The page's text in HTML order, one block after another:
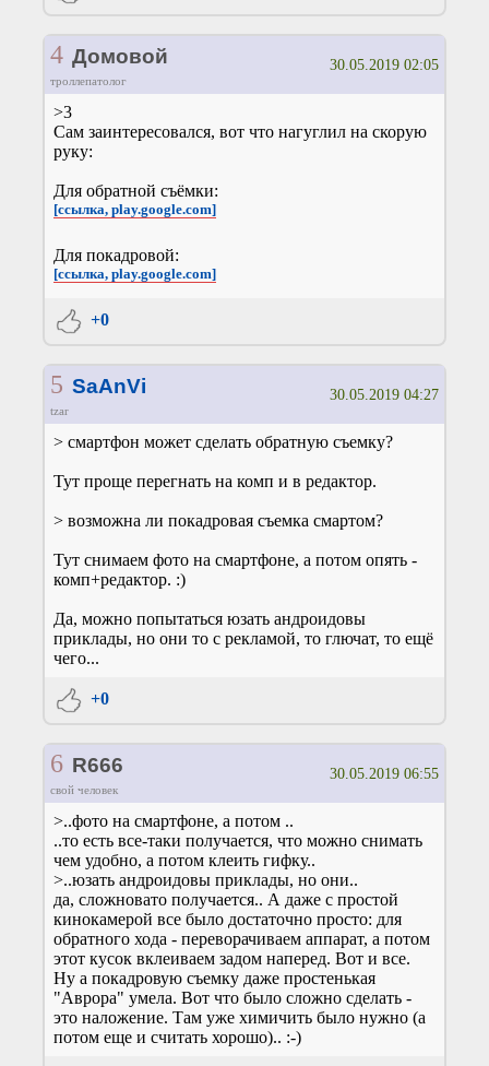
4 Домовой
троллепатолог
30.05.2019 02:05
>3
Cам заинтересовался, вот что нагуглил на скорую
руку:
Для обратной съёмки:
[ссылка, play.google.com]
Для покадровой:
[ссылка, play.google.com]
+0
5 SaAnVi
tzar
30.05.2019 04:27
> смартфон может сделать обратную съемку?
Тут проще перегнать на комп и в редактор.
> возможна ли покадровая съемка смартом?
Тут снимаем фото на смартфоне, а потом опять -
комп+редактор. :)
Да, можно попытаться юзать андроидовы
приклады, но они то с рекламой, то глючат, то ещё
чего...
+0
6 R666
свой человек
30.05.2019 06:55
>..фото на смартфоне, а потом ..
..то есть все-таки получается, что можно снимать
чем удобно, а потом клеить гифку..
>..юзать андроидовы приклады, но они..
да, сложновато получается.. А даже с простой
кинокамерой все было достаточно просто: для
обратного хода - переворачиваем аппарат, а потом
этот кусок вклеиваем задом наперед. Вот и все.
Ну а покадровую съемку даже простенькая
"Аврора" умела. Вот что было сложно сделать -
это наложение. Там уже химичить было нужно (а
потом еще и считать хорошо).. :-)